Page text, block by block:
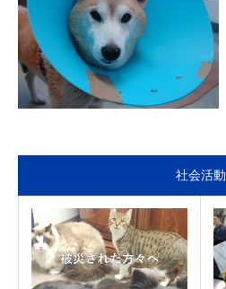
社会活動
recruit
contact us